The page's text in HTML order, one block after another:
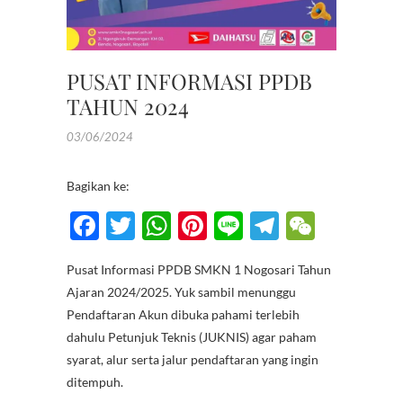
PUSAT INFORMASI PPDB
TAHUN 2024
03/06/2024
Bagikan ke:
F
e
b
o
o
T
itt
er
W
at
s
A
p
Pi
er
es
t
Li
e
T
e
gr
a
m
C
at
Pusat Informasi PPDB SMKN 1 Nogosari Tahun
Ajaran 2024/2025. Yuk sambil menunggu
Pendaftaran Akun dibuka pahami terlebih
dahulu Petunjuk Teknis (JUKNIS) agar paham
syarat, alur serta jalur pendaftaran yang ingin
ditempuh.